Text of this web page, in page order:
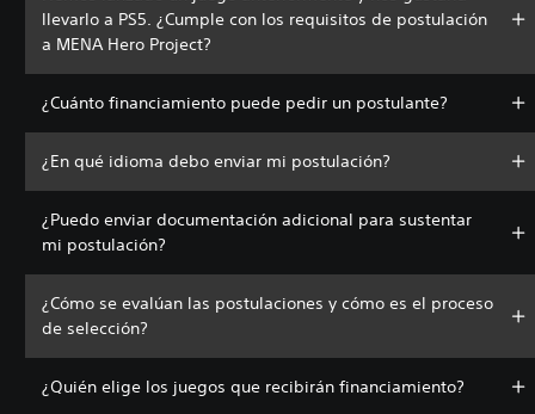
llevarlo a PS5. ¿Cumple con los requisitos de postulación
a MENA Hero Project?
¿Cuánto financiamiento puede pedir un postulante?
¿En qué idioma debo enviar mi postulación?
¿Puedo enviar documentación adicional para sustentar
mi postulación?
¿Cómo se evalúan las postulaciones y cómo es el proceso
de selección?
¿Quién elige los juegos que recibirán financiamiento?